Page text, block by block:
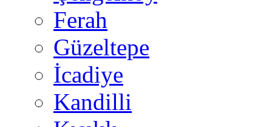
Ferah
Güzeltepe
İcadiye
Kandilli